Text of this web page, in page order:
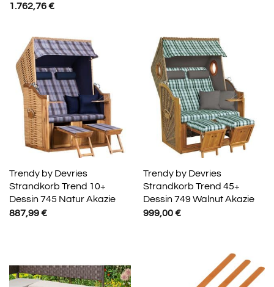
1.762,76€
Trendy by Devries
Strandkorb Trend 10+
Dessin 745 Natur Akazie
887,99€
Trendy by Devries
Strandkorb Trend 45+
Dessin 749 Walnut Akazie
999,00€